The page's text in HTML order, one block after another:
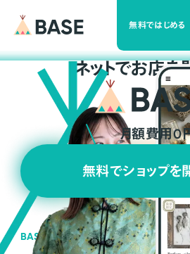
無料ではじめる
ネットでお店を
月額費用0
無料でショップを
BASEの強み